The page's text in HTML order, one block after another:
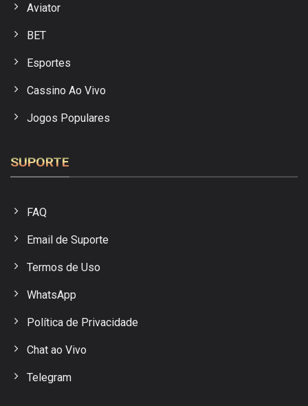
Aviator
BET
Esportes
Cassino Ao Vivo
Jogos Populares
SUPORTE
FAQ
Email de Suporte
Termos de Uso
WhatsApp
Política de Privacidade
Chat ao Vivo
Telegram